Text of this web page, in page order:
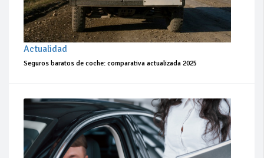
Actualidad
Seguros baratos de coche: comparativa actualizada 2025